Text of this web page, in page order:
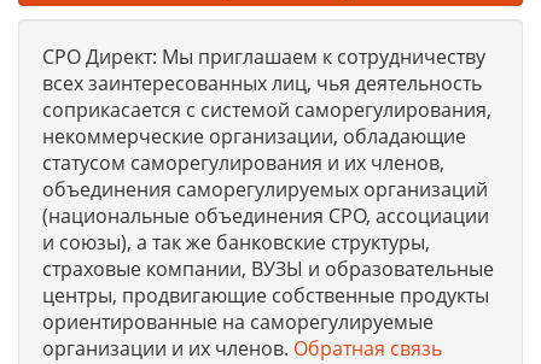
СРО Директ: Мы приглашаем к сотрудничеству
всех заинтересованных лиц, чья деятельность
соприкасается с системой саморегулирования,
некоммерческие организации, обладающие
статусом саморегулирования и их членов,
объединения саморегулируемых организаций
(национальные объединения СРО, ассоциации
и союзы), а так же банковские структуры,
страховые компании, ВУЗЫ и образовательные
центры, продвигающие собственные продукты
ориентированные на саморегулируемые
организации и их членов. Обратная связь